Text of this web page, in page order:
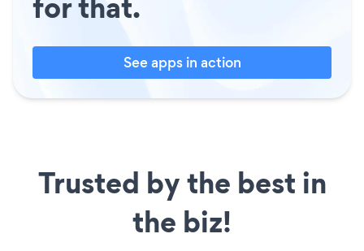
See apps in action
Trusted by the best in
the biz!